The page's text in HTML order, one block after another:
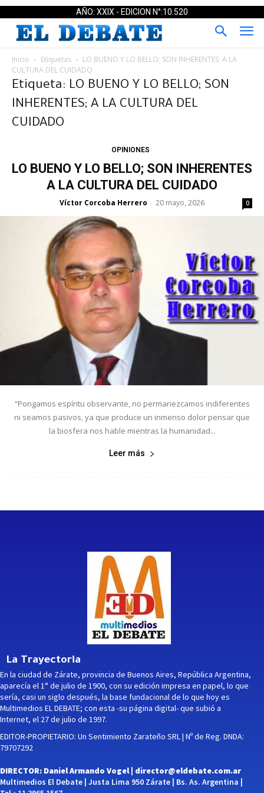
AÑO: XXIX - EDICION N°:10.520
Inicio Etiquetas
LO BUENO Y LO BELLO; SON INHERENTES; A LA
CULTURA DEL CUIDADO
Etiqueta: LO BUENO Y LO BELLO; SON
INHERENTES; A LA CULTURA DEL
CUIDADO
OPINIONES
LO BUENO Y LO BELLO; SON INHERENTES
A LA CULTURA DEL CUIDADO
Víctor Corcoba Herrero - 20 mayo, 2026 0
“Pongamos espíritu observante, no permanezcamos indiferentes
ni seamos pasivos, ya que produce un inmenso dolor pensar que
la biosfera nos hable mientras la humanidad...
Leer más
La Trayectoria
En la ciudad de Zárate, provincia de Buenos Aires, República Argentina,
aparecía el 1° de julio de 1900, con su edición impresa en papel, lo que
sería, casi un siglo después, la base fundacional de lo que hoy es
Multimedios EL DEBATE; con esta -su página digital- que subió a
Internet, el 27 de julio de 1997.
EDITOR-PROPIETARIO: Un Sentimiento Zarateño SRL | Nº de Reg. DNDA:
79707292
DIRECTOR: Daniel Armando Vogel | director@eldebate.com.ar
Multimedios El Debate | Justa Lima 950 Zárate | Bs. As. Argentina |